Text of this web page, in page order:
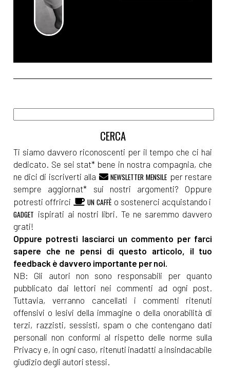
Ti siamo davvero riconoscenti per il tempo che ci hai
dedicato. Se sei stat* bene in nostra compagnia, che
ne dici di iscriverti alla
NEWSLETTER MENSILE per restare
sempre aggiornat* sui nostri argomenti? Oppure
potresti offrirci
UN CAFFÈ o sostenerci acquistando i
GADGET ispirati ai nostri libri. Te ne saremmo davvero
grati!
Oppure potresti lasciarci un commento per farci
sapere che ne pensi di questo articolo, il tuo
feedback è davvero importante per noi.
NB: Gli autori non sono responsabili per quanto
pubblicato dai lettori nei commenti ad ogni post.
Tuttavia, verranno cancellati i commenti ritenuti
offensivi o lesivi della immagine o della onorabilità di
terzi, razzisti, sessisti, spam o che contengano dati
personali non conformi al rispetto delle norme sulla
Privacy e, in ogni caso, ritenuti inadatti a insindacabile
giudizio degli autori stessi.